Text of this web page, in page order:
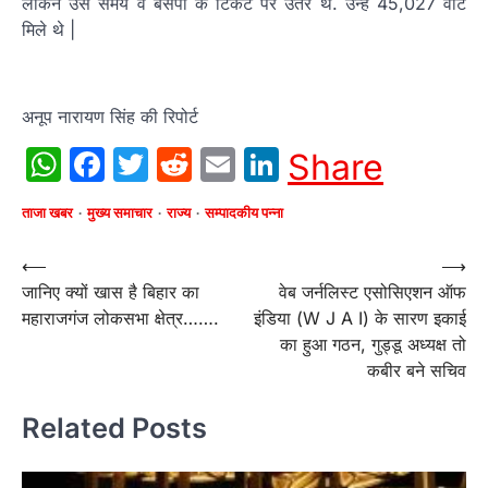
मिले थे |
अनूप नारायण सिंह की रिपोर्ट
WhatsApp
Facebook
Twitter
Reddit
EmailLinkedIn
Share
ताजा खबर मुख्य समाचार राज्य सम्पादकीय पन्ना
Post
navigation
⟵
जानिए क्यों खास है बिहार का
महाराजगंज लोकसभा क्षेत्र…….
वेब जर्नलिस्ट एसोसिएशन ऑफ
इंडिया (W J A I) के सारण इकाई
का हुआ गठन, गुड्डू अध्यक्ष तो
कबीर बने सचिव
⟶
Related Posts